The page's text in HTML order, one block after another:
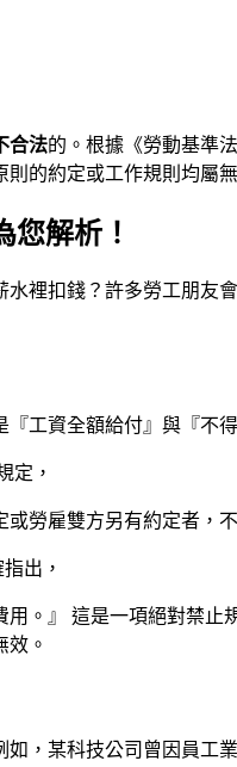
合法的。根據《勞動基準
的約定或工作規則均屬
解析！
裡扣錢？許多勞工朋
工資全額給付』與『不
定，
或勞雇雙方另有約定者
出，
用。』 這是一項絕對禁
效。
，某科技公司曾因員